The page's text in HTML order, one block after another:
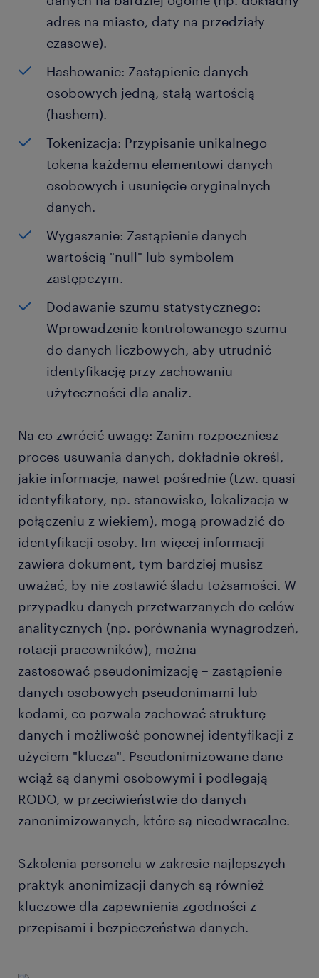
adres na miasto, daty na przedziały
czasowe).
Hashowanie: Zastąpienie danych
osobowych jedną, stałą wartością
(hashem).
Tokenizacja: Przypisanie unikalnego
tokena każdemu elementowi danych
osobowych i usunięcie oryginalnych
danych.
Wygaszanie: Zastąpienie danych
wartością "null" lub symbolem
zastępczym.
Dodawanie szumu statystycznego:
Wprowadzenie kontrolowanego szumu
do danych liczbowych, aby utrudnić
identyfikację przy zachowaniu
użyteczności dla analiz.
Na co zwrócić uwagę: Zanim rozpoczniesz
proces usuwania danych, dokładnie określ,
jakie informacje, nawet pośrednie (tzw. quasi-
identyfikatory, np. stanowisko, lokalizacja w
połączeniu z wiekiem), mogą prowadzić do
identyfikacji osoby. Im więcej informacji
zawiera dokument, tym bardziej musisz
uważać, by nie zostawić śladu tożsamości. W
przypadku danych przetwarzanych do celów
analitycznych (np. porównania wynagrodzeń,
rotacji pracowników), można
zastosować pseudonimizację – zastąpienie
danych osobowych pseudonimami lub
kodami, co pozwala zachować strukturę
danych i możliwość ponownej identyfikacji z
użyciem "klucza". Pseudonimizowane dane
wciąż są danymi osobowymi i podlegają
RODO, w przeciwieństwie do danych
zanonimizowanych, które są nieodwracalne.
Szkolenia personelu w zakresie najlepszych
praktyk anonimizacji danych są również
kluczowe dla zapewnienia zgodności z
przepisami i bezpieczeństwa danych.